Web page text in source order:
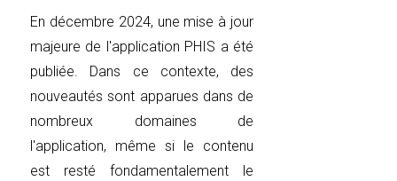
En décembre 2024, une mise à jour
majeure de l'application PHIS a été
publiée. Dans ce contexte, des
nouveautés sont apparues dans de
nombreux domaines de
l'application, même si le contenu
est resté fondamentalement le